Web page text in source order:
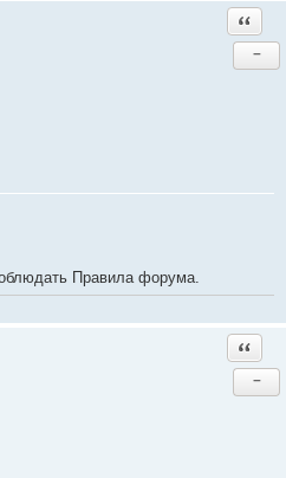
−
Правила форума.
−